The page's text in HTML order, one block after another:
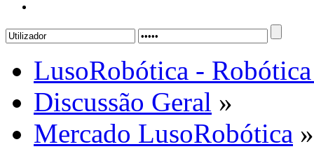
LusoRobótica -
Discussão Geral »
Mercado LusoRobótica »